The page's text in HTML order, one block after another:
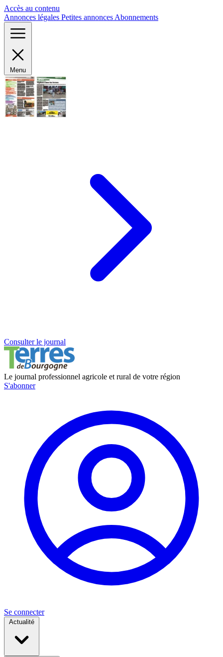
Accès au contenu
Annonces légales Petites annonces Abonnements
Menu
Consulter le journal
Le journal professionnel agricole et rural de votre région
S'abonner
Se connecter
Actualité
Panneau de gestion des cookies